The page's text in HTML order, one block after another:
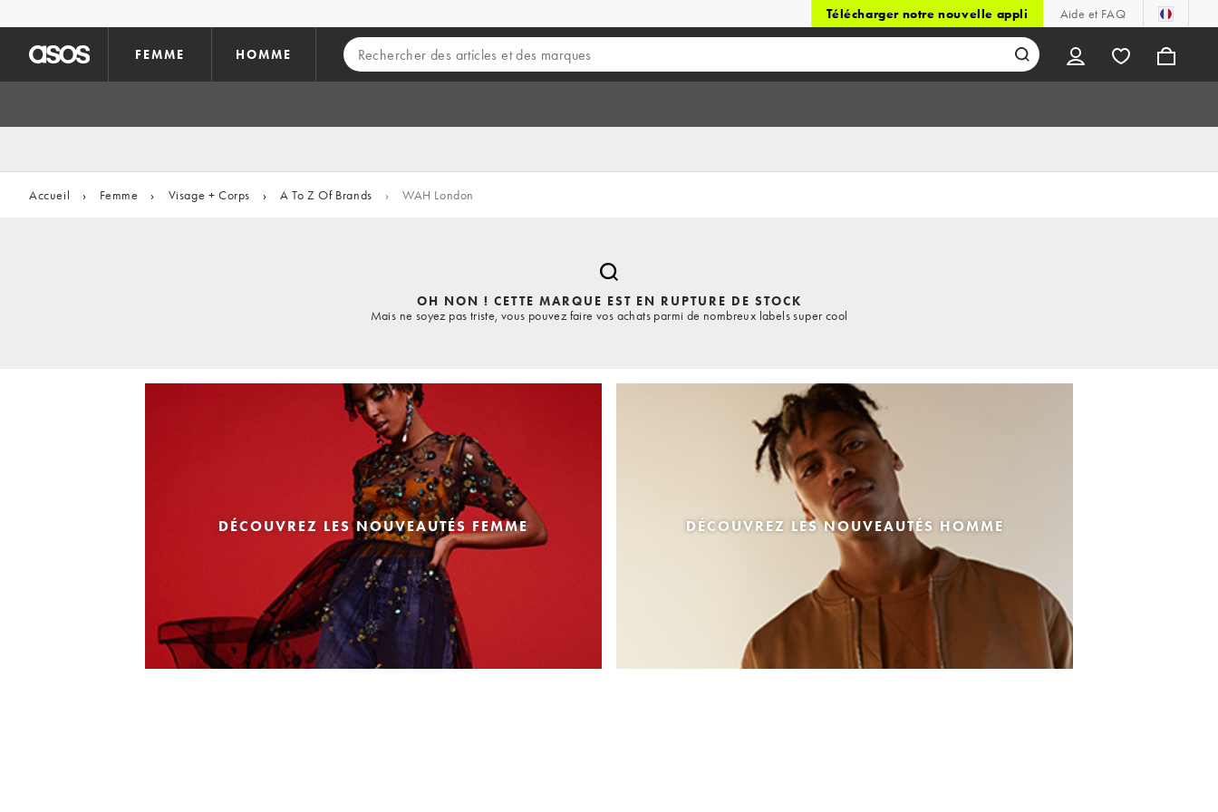
Télécharger notre nouvelle appli Aide et FAQ
FEMME HOMME
Accueil › Femme › Visage + Corps › A To Z Of Brands › WAH London
OH NON ! CETTE MARQUE EST EN RUPTURE DE STOCK
Mais ne soyez pas triste, vous pouvez faire vos achats parmi de nombreux labels super cool
DÉCOUVREZ LES NOUVEAUTÉS FEMME DÉCOUVREZ LES NOUVEAUTÉS HOMME